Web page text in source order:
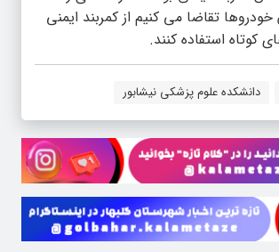
تقاضا می کنیم از کمربند ایمنی
کوتاه استفاده کنند.
دانشکده علوم پزشکی نیشابور